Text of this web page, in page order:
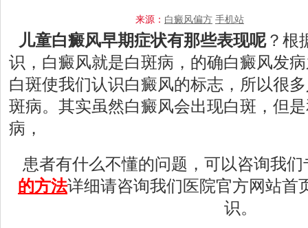
来源： 白癜风偏方 手机站
儿童白癜风早期症状有那些表现呢？根
识，白癜风就是白斑病，的确白癜风发
白斑使我们认识白癜风的标志，所以很
斑病。其实虽然白癜风会出现白斑，但
病，
患者有什么不懂的问题，可以咨询我们
的方法详细请咨询我们医院官方网站首
识。